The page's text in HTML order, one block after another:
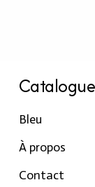
Catalogue
Bleu
À propos
Contact